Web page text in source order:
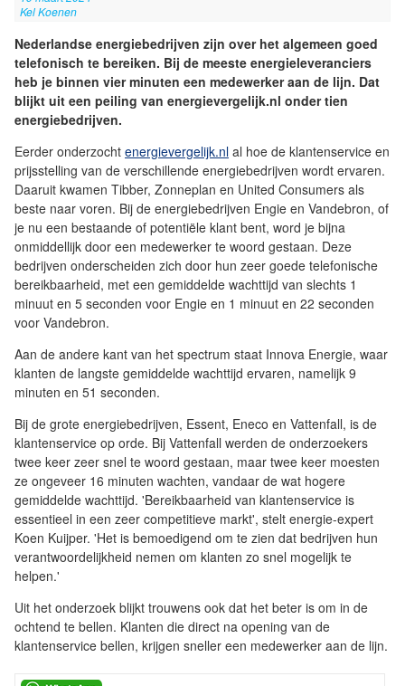
Kel Koenen
Nederlandse energiebedrijven zijn over het algemeen goed
telefonisch te bereiken. Bij de meeste energieleveranciers
heb je binnen vier minuten een medewerker aan de lijn. Dat
blijkt uit een peiling van energievergelijk.nl onder tien
energiebedrijven.
Eerder onderzocht energievergelijk.nl al hoe de klantenservice en
prijsstelling van de verschillende energiebedrijven wordt ervaren.
Daaruit kwamen Tibber, Zonneplan en United Consumers als
beste naar voren. Bij de energiebedrijven Engie en Vandebron, of
je nu een bestaande of potentiële klant bent, word je bijna
onmiddellijk door een medewerker te woord gestaan. Deze
bedrijven onderscheiden zich door hun zeer goede telefonische
bereikbaarheid, met een gemiddelde wachttijd van slechts 1
minuut en 5 seconden voor Engie en 1 minuut en 22 seconden
voor Vandebron.
Aan de andere kant van het spectrum staat Innova Energie, waar
klanten de langste gemiddelde wachttijd ervaren, namelijk 9
minuten en 51 seconden.
Bij de grote energiebedrijven, Essent, Eneco en Vattenfall, is de
klantenservice op orde. Bij Vattenfall werden de onderzoekers
twee keer zeer snel te woord gestaan, maar twee keer moesten
ze ongeveer 16 minuten wachten, vandaar de wat hogere
gemiddelde wachttijd. 'Bereikbaarheid van klantenservice is
essentieel in een zeer competitieve markt', stelt energie-expert
Koen Kuijper. 'Het is bemoedigend om te zien dat bedrijven hun
verantwoordelijkheid nemen om klanten zo snel mogelijk te
helpen.'
Uit het onderzoek blijkt trouwens ook dat het beter is om in de
ochtend te bellen. Klanten die direct na opening van de
klantenservice bellen, krijgen sneller een medewerker aan de lijn.